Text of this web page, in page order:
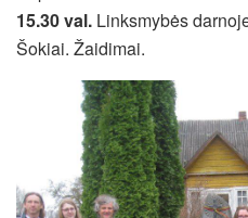
15.30 val. Linksmybės
Šokiai. Žaidimai.